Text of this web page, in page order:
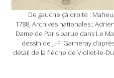
De gauche çà droite :
1788, Archives nationales ;
Dame de Paris parue dans Le
dessin de J.-F. Garneray
détail de la flèche de Viollet-le-